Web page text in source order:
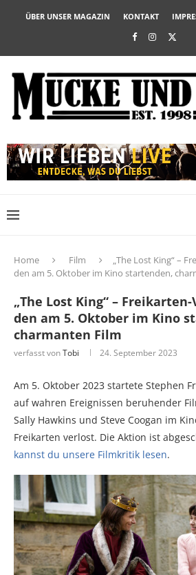
ÜBER UNSER MAGAZIN KONTAKT
Home Film
„The Lost King“ –
den am 5. Oktober im Kino startenden,
„The Lost King“ –
den am 5. Oktober im Kino
charmanten Film
verfasst vonTobi 24. September 2023
Am 5. Oktober 2023 startete Stephen
auf wahren Ereignissen beruhender
Sally Hawkins und Steve Coogan im
Freikarten verlost. Die Aktion ist
kannst du unsere Filmkritik lesen.